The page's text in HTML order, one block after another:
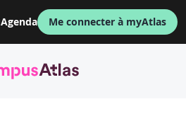
Agenda Me connecter à myAtlas